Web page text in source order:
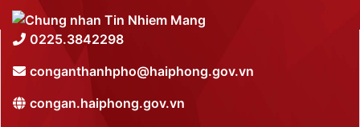
0225.3842298
conganthanhpho@haiphong.gov.vn
congan.haiphong.gov.vn